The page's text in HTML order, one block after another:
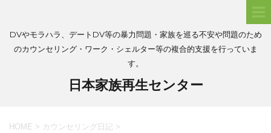
DVやモラハラ、デートDV等の暴力問題・家族を巡る不安や問題のため
のカウンセリング・ワーク・シェルター等の複合的支援を行っていま
す。
日本家族再生センター
HOME > カウンセリング日記 >